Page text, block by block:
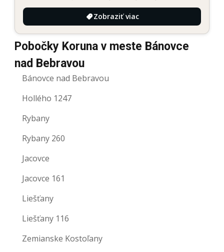
Zobraziť viac
Pobočky Koruna v meste Bánovce
nad Bebravou
Bánovce nad Bebravou
Hollého 1247
Rybany
Rybany 260
Jacovce
Jacovce 161
Liešťany
Liešťany 116
Zemianske Kostoľany